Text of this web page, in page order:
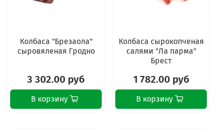
Колбаса "Брезаола"
сыровяленая Гродно
3 302.00 руб
В корзину
Колбаса сырокопченая
салями "Ла парма"
Брест
1 782.00 руб
В корзину